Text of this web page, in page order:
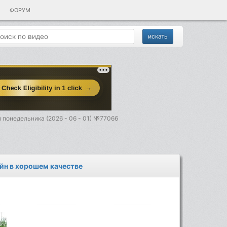
ФОРУМ
понедельника (2026 - 06 - 01) №77066
в хорошем качестве